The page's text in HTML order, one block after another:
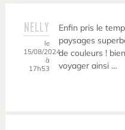
NELLY
le
15/08/2024
à
17h53
Enfin pris le
paysages
de couleurs !
voyager ainsi …